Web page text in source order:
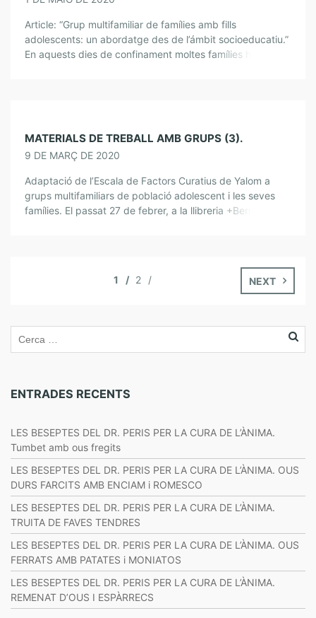
Article: “Grup multifamiliar de famílies amb fills
adolescents: un abordatge des de l’ámbit socioeducatiu.”
En aquests dies de confinament moltes famílies han
MATERIALS DE TREBALL AMB GRUPS (3).
9 DE MARÇ DE 2020
Adaptació de l’Escala de Factors Curatius de Yalom a
grups multifamiliars de població adolescent i les seves
famílies. El passat 27 de febrer, a la llibreria +Bernat, el
1 2 NEXT
ENTRADES RECENTS
LES BESEPTES DEL DR. PERIS PER LA CURA DE L’ÀNIMA.
Tumbet amb ous fregits
LES BESEPTES DEL DR. PERIS PER LA CURA DE L’ÀNIMA. OUS
DURS FARCITS AMB ENCIAM i ROMESCO
LES BESEPTES DEL DR. PERIS PER LA CURA DE L’ÀNIMA.
TRUITA DE FAVES TENDRES
LES BESEPTES DEL DR. PERIS PER LA CURA DE L’ÀNIMA. OUS
FERRATS AMB PATATES i MONIATOS
LES BESEPTES DEL DR. PERIS PER LA CURA DE L’ÀNIMA.
REMENAT D’OUS I ESPÀRRECS